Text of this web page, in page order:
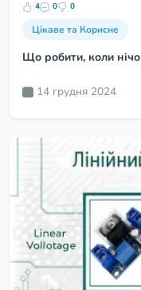
4 0 0
Цікаве та Корисне
Що робити, коли
14 грудня 2024